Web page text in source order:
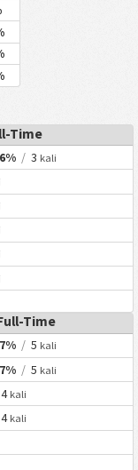
Time
/ 3 kali
Time
/ 5 kali
/ 5 kali
4 kali
4 kali